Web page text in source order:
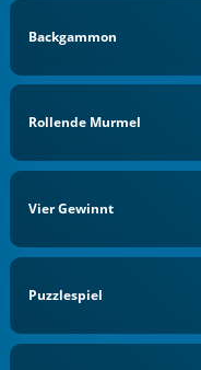
Backgammon
Rollende Murmel
Vier Gewinnt
Puzzlespiel